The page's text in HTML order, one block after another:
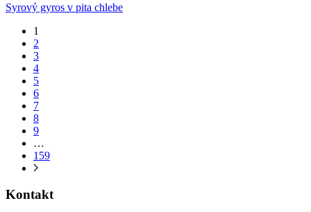
Syrový gyros v pita chlebe
1
2
3
4
5
6
7
8
9
…
159
Kontakt